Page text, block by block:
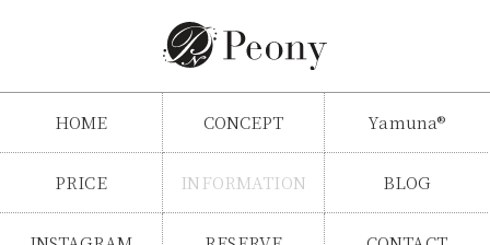
HOME CONCEPT Yamuna®
PRICE INFORMATION BLOG